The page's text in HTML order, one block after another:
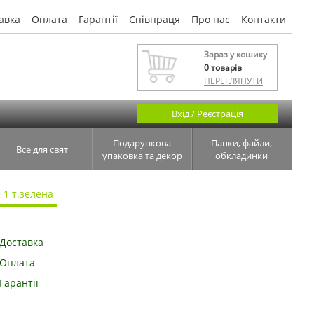
Оплата Гарантії Співпраця Про нас Контакти
Зараз у кошику
0товарів
ПЕРЕГЛЯНУТИ
Вхід / Реєстрація
Все для свят
Подарункова
упаковка та декор
Папки, файли,
обкладинки
т.зелена
Доставка
Оплата
Гарантії